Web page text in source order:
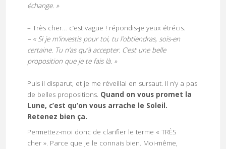
échange. »
– Très cher… c’est vague ! répondis-je yeux étrécis.
– « Si je m’investis pour toi, tu l’obtiendras, sois-en
certaine. Tu n’as qu’à accepter. C’est une belle
proposition que je te fais là. »
Puis il disparut, et je me réveillai en sursaut. Il n’y a pas
de belles propositions. Quand on vous promet la
Lune, c’est qu’on vous arrache le Soleil.
Retenez bien ça.
Permettez-moi donc de clarifier le terme « TRÈS
cher ». Parce que je le connais bien. Moi-même,